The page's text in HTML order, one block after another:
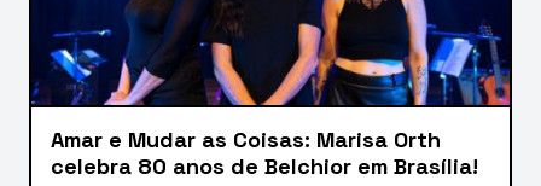
Amar e Mudar as Coisas: Marisa Orth
celebra 80 anos de Belchior em Brasília!